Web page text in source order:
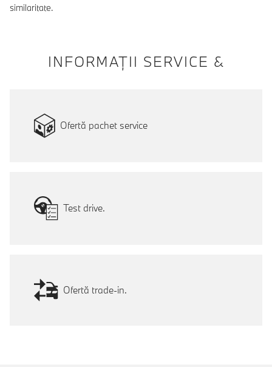
similaritate.
INFORMAŢII SERVICE &
Ofertă pachet service
Test drive.
Ofertă trade-in.